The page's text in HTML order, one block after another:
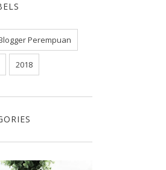
Perempuan
2018